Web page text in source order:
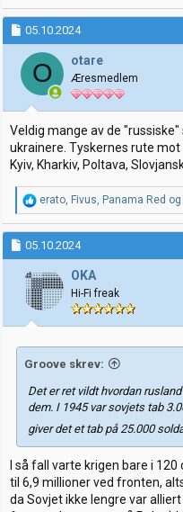
05.10.2024
O otare
Æresmedlem
Veldig mange av de
ukrainere. Tyskernes rute
Kyiv, Kharkiv, Poltava,
R
e
a
k
j
o
n
e
r
erato Fivus Panama Red og
05.10.2024
OKA
Hi-Fi freak
Groove skrev:
Det er ret vildt hvordan
dem. I 1945 var sovjets tab
giver det et tab på 25.000
I så fall varte krigen bare i 120
til 6,9 millioner ved fronten,
da Sovjet ikke lengre var